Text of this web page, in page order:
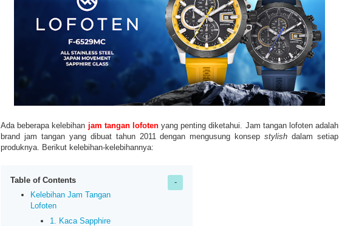
Ada beberapa kelebihan jam tangan lofotenyang penting diketahui. Jam tangan lofoten adalah
brand jam tangan yang dibuat tahun 2011 dengan mengusung konsepstylish dalam setiap
produknya. Berikut kelebihan-kelebihannya:
Table of Contents
Kelebihan Jam Tangan
Lofoten
1. Kaca Sapphire